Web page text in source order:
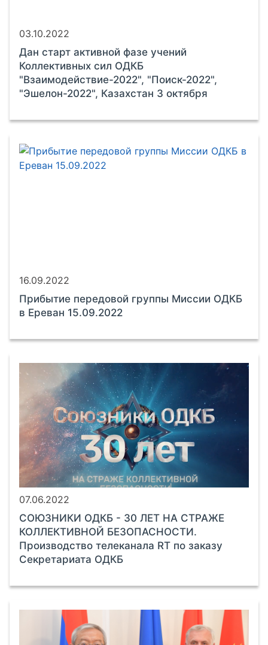
03.10.2022
Дан старт активной фазе учений
Коллективных сил ОДКБ
"Взаимодействие-2022", "Поиск-2022",
"Эшелон-2022", Казахстан 3 октября
16.09.2022
Прибытие передовой группы Миссии ОДКБ
в Ереван 15.09.2022
07.06.2022
СОЮЗНИКИ ОДКБ - 30 ЛЕТ НА СТРАЖЕ
КОЛЛЕКТИВНОЙ БЕЗОПАСНОСТИ.
Производство телеканала RT по заказу
Секретариата ОДКБ